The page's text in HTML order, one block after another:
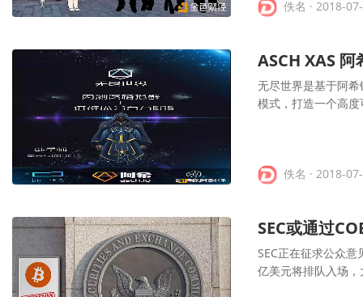
佚名 · 2018-
ASCH XAS
无尽世界是基于阿
模式，打造一个高
佚名 · 2018-
SEC或通过
SEC正在征求公众
亿美元将排队入场